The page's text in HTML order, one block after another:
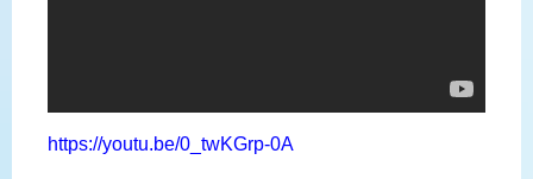
https://youtu.be/0_twKGrp-0A